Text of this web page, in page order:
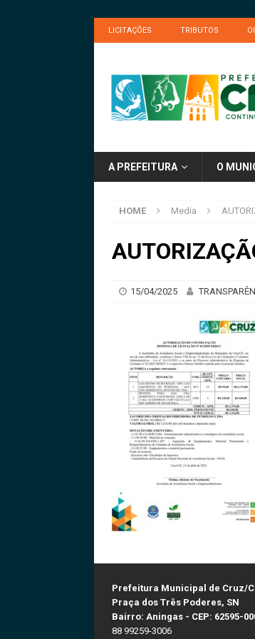
LICITAÇÕES TRIBUTOS
A PREFEITURA O
HOME Media
15/04/2025
Prefeitura Municipal de Cruz/
Praça dos Três Poderes, SN
Bairro: Aningas - CEP: 62595-
88 99259-3006